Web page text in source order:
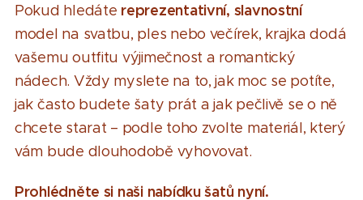
Pokud hledáte reprezentativní, slavnostní
model na svatbu, ples nebo večírek, krajka dodá
vašemu outfitu výjimečnost a romantický
nádech. Vždy myslete na to, jak moc se potíte,
jak často budete šaty prát a jak pečlivě se o ně
chcete starat – podle toho zvolte materiál, který
vám bude dlouhodobě vyhovovat.
Prohlédněte si naši nabídku šatů nyní.